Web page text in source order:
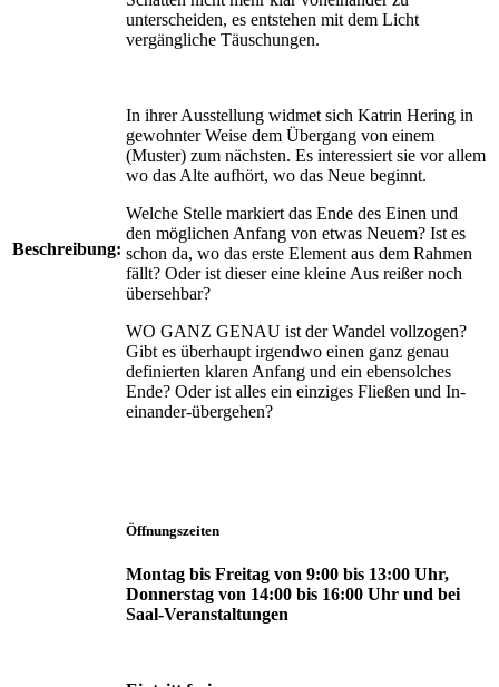
Beschreibung:
unterscheiden, es entstehen mit dem Licht
vergängliche Täuschungen.
In ihrer Ausstellung widmet sich Katrin Hering in
gewohnter Weise dem Übergang von einem
(Muster) zum nächsten. Es interessiert sie vor allem
wo das Alte aufhört, wo das Neue beginnt.
Welche Stelle markiert das Ende des Einen und
den möglichen Anfang von etwas Neuem? Ist es
schon da, wo das erste Element aus dem Rahmen
fällt? Oder ist dieser eine kleine Aus reißer noch
übersehbar?
WO GANZ GENAU ist der Wandel vollzogen?
Gibt es überhaupt irgendwo einen ganz genau
definierten klaren Anfang und ein eben­solches
Ende? Oder ist alles ein einziges Fließen und In-
einander-übergehen?
Öffnungszeiten
Montag bis Freitag von 9:00 bis 13:00 Uhr,
Donnerstag von 14:00 bis 16:00 Uhr und bei
Saal-Veranstaltungen